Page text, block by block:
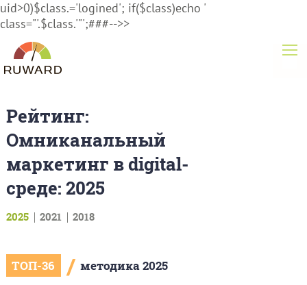
uid>0)$class.='logined'; if($class)echo '
class="'.$class.'"';###-->>
Рейтинг:
Омниканальный
маркетинг в digital-
среде: 2025
2025 2021 2018
ТОП-36 / методика 2025